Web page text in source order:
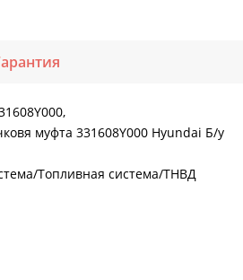
муфта 331608Y000 Hyundai Б/у
Топливная система/ТНВД